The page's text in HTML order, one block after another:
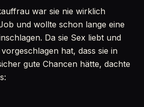
war sie nie wirklich
und wollte schon lange eine
Da sie Sex liebt und
hat, dass sie in
gute Chancen hätte, dachte